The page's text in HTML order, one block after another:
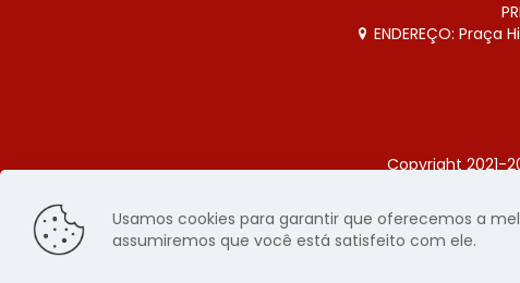
ENDEREÇO: Praça
Copyright 2021-
Página
Usamos cookies para garantir que oferecemos a
assumiremos que você está satisfeito com ele.